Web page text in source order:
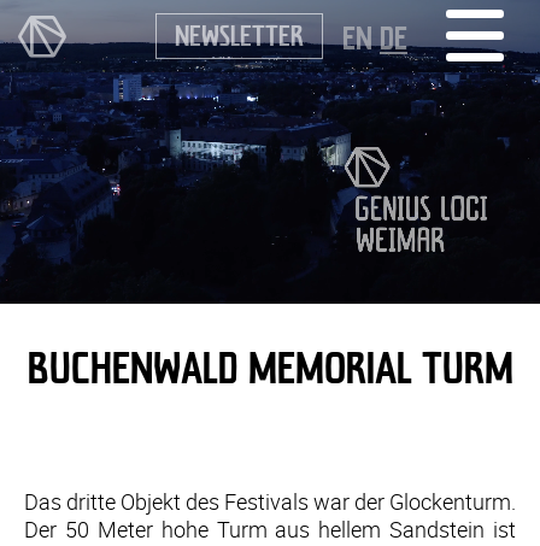
NEWSLETTER ENDE
BUCHENWALD MEMORIAL TURM
Das dritte Objekt des Festivals war der Glockenturm.
Der 50 Meter hohe Turm aus hellem Sandstein ist